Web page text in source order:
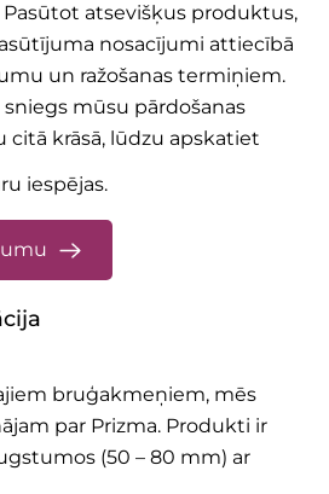
Pasūtot atsevišķus produktus,
nosacījumi attiecībā
un ražošanas termiņiem.
mūsu pārdošanas
citā krāsā, lūdzu apskatiet
iespējas.
bruģakmeņiem, mēs
par Prizma. Produkti ir
(50 – 80 mm) ar